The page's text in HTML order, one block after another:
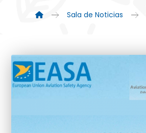
Sala de Noticias